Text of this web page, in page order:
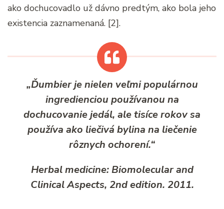
ako dochucovadlo už dávno predtým, ako bola jeho
existencia zaznamenaná. [2].
„Ďumbier je nielen veľmi populárnou
ingredienciou používanou na
dochucovanie jedál, ale tisíce rokov sa
používa ako liečivá bylina na liečenie
rôznych ochorení.“
Herbal medicine: Biomolecular and
Clinical Aspects, 2nd edition. 2011.